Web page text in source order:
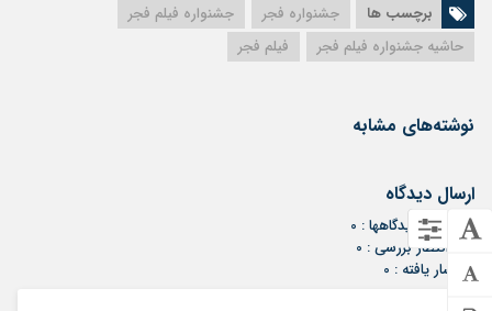
برچسب ها جشنواره فجر
جشنواره فیلم فجر
حاشیه جشنواره فیلم فجر
فیلم فجر
نوشته‌های مشابه
ارسال دیدگاه
مجموع دیدگاهها : 0
در انتظار بررسی : 0
انتشار یافته : 0